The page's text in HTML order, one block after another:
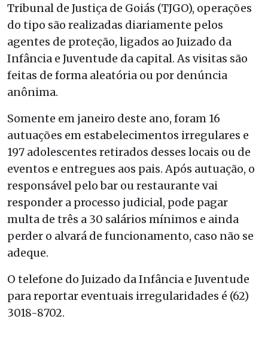
Tribunal de Justiça de Goiás (TJGO), operações
do tipo são realizadas diariamente pelos
agentes de proteção, ligados ao Juizado da
Infância e Juventude da capital. As visitas são
feitas de forma aleatória ou por denúncia
anônima.
Somente em janeiro deste ano, foram 16
autuações em estabelecimentos irregulares e
197 adolescentes retirados desses locais ou de
eventos e entregues aos pais. Após autuação, o
responsável pelo bar ou restaurante vai
responder a processo judicial, pode pagar
multa de três a 30 salários mínimos e ainda
perder o alvará de funcionamento, caso não se
adeque.
O telefone do Juizado da Infância e Juventude
para reportar eventuais irregularidades é (62)
3018-8702.